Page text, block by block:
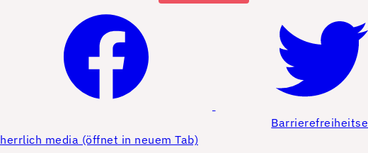
herrlich media (öffnet in neuem Tab)